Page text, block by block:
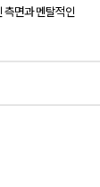
측면과 멘탈적인